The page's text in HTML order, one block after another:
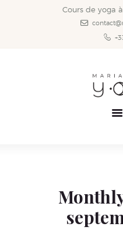
Cours de yoga
Accueil
Styles de
Infos